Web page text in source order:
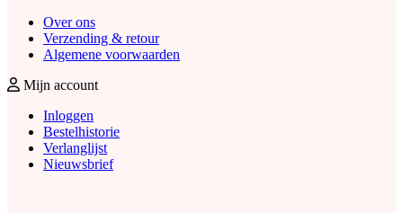
Over ons
Verzending & retour
Algemene voorwaarden
Mijn account
Inloggen
Bestelhistorie
Verlanglijst
Nieuwsbrief